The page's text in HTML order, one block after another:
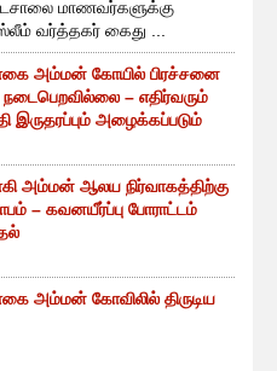
மாணவர்களுக்கு
வர்த்தகர் கைது ...
அம்மன் கோயில் பிரச்சனை
– எதிர்வரும்
இருதரப்பும் அழைக்கப்படும்
அம்மன் ஆலய நிர்வாகத்திற்கு
– கவனயீர்ப்பு போராட்டம்
அம்மன் கோவிலில் திருடிய